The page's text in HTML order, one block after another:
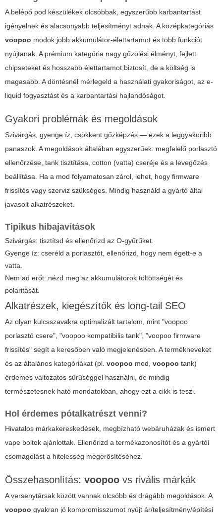
A belépő pod készülékek olcsóbbak, egyszerűbb karbantartást
igényelnek és alacsonyabb teljesítményt adnak. A középkategóriás
voopoo modok jobb akkumulátor-élettartamot és több funkciót
nyújtanak. A prémium kategória nagy gőzölési élményt, fejlett
chipseteket és hosszabb élettartamot biztosít, de a költség is
magasabb. A döntésnél mérlegeld a használati gyakoriságot, az e-
liquid fogyasztást és a karbantartási hajlandóságot.
Gyakori problémák és megoldások
Szivárgás, gyenge íz, csökkent gőzképzés — ezek a leggyakoribb
panaszok. A megoldások általában egyszerűek: megfelelő porlasztó
ellenőrzése, tank tisztítása, cotton (vatta) cseréje és a levegőzés
beállítása. Ha a mod folyamatosan zárol, lehet, hogy firmware
frissítés vagy szerviz szükséges. Mindig használd a gyártó által
javasolt alkatrészeket.
Tipikus hibajavítások
Szivárgás: tisztítsd és ellenőrizd az O-gyűrűket.
Gyenge íz: cseréld a porlasztót, ellenőrizd, hogy nem égett-e a
vatta.
Nem ad erőt: nézd meg az akkumulátorok töltöttségét és
polaritását.
Alkatrészek, kiegészítők és long-tail SEO
Az olyan kulcsszavakra optimalizált tartalom, mint "voopoo
porlasztó csere", "voopoo kompatibilis tank", "voopoo firmware
frissítés" segít a keresőben való megjelenésben. A termékneveket
és az általános kategóriákat (pl. voopoo mod, voopoo tank)
érdemes változatos sűrűséggel használni, de mindig
természetesnek ható mondatokban, ahogy ezt a cikk is teszi.
Hol érdemes pótalkatrészt venni?
Hivatalos márkakereskedések, megbízható webáruházak és ismert
vape boltok ajánlottak. Ellenőrizd a termékazonosítót és a gyártói
csomagolást a hitelesség megerősítéséhez.
Összehasonlítás: voopoo vs rivális márkák
A versenytársak között vannak olcsóbb és drágább megoldások. A
voopoo gyakran jó kompromisszumot nyújt ár/teljesítmény/építési